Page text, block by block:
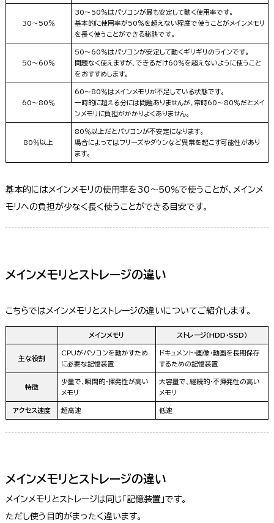
30～50％
30〜50％はパソコンが最も安定して動く使用率です。
基本的に使用率が50％を超えない程度で使うことがメインメモリ
を長く使うことができる秘訣です。
50～60％
50〜60％はパソコンが安定して動くギリギリのラインです。
問題なく使えますが、できるだけ60％を超えないように使うこと
をおすすめします。
60～80％
60〜80％はメインメモリが不足している状態です。
一時的に超える分には問題ありませんが、常時60〜80％だとメイ
ンメモリに負担がかかりよくありません。
80％以上
80％以上だとパソコンが不安定になります。
場合によってはフリーズやダウンなど異常を起こす可能性があり
ます。
基本的にはメインメモリの使用率を30〜50％で使うことが、メインメ
モリへの負担が少なく長く使うことができる目安です。
メインメモリとストレージの違い
こちらではメインメモリとストレージの違いについてご紹介します。
メインメモリ ストレージ（HDD・SSD）
主な役割
CPUがパソコンを動かすため
に必要な記憶装置
ドキュメント・画像・動画を長期保存
するための記憶装置
特徴
少量で、瞬間的・揮発性が高い
メモリ
大容量で、継続的・不揮発性の高い
メモリ
アクセス速度 超高速 低速
メインメモリとストレージの違い
メインメモリとストレージは同じ「記憶装置」です。
ただし使う目的がまったく違います。